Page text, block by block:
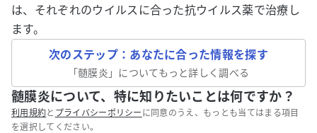
は、それぞれのウイルスに合った抗ウイルス薬で治療し
ます。
次のステップ：あなたに合った情報を探す
「髄膜炎 」についてもっと詳しく調べる
髄膜炎について、特に知りたいことは何ですか？
利用規約と プライバシーポリシー に同意のうえ、もっとも当てはまる項目
を選択してください。